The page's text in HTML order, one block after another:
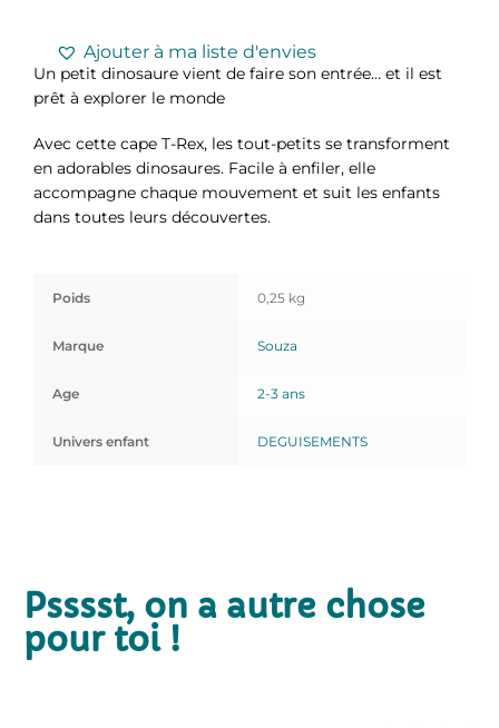
Ajouter à ma liste d'envies
Un petit dinosaure vient de faire son entrée… et il est
prêt à explorer le monde
Avec cette cape T-Rex, les tout-petits se transforment
en adorables dinosaures. Facile à enfiler, elle
accompagne chaque mouvement et suit les enfants
dans toutes leurs découvertes.
Poids 0,25 kg
Marque Souza
Age 2-3 ans
Univers enfant DEGUISEMENTS
Psssst, on a autre chose
pour toi !